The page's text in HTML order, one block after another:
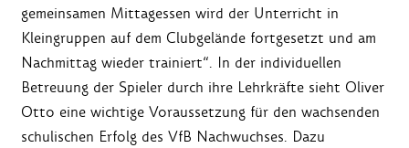
gemeinsamen Mittagessen wird der Unterricht in
Kleingruppen auf dem Clubgelände fortgesetzt und am
Nachmittag wieder trainiert“. In der individuellen
Betreuung der Spieler durch ihre Lehrkräfte sieht Oliver
Otto eine wichtige Voraussetzung für den wachsenden
schulischen Erfolg des VfB Nachwuchses. Dazu